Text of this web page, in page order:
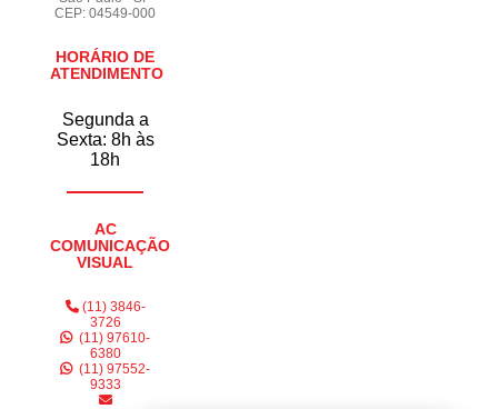
CEP: 04549-000
HORÁRIO DE
ATENDIMENTO
Segunda a
Sexta: 8h às
18h
AC
COMUNICAÇÃO
VISUAL
(11) 3846-
3726
(11) 97610-
6380
(11) 97552-
9333